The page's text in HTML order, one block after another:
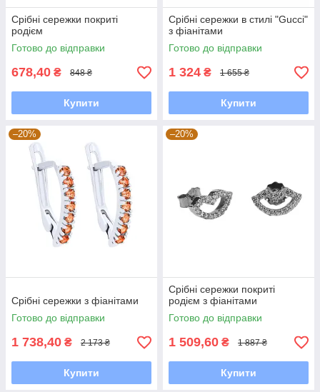
Срібні сережки покриті
родієм
Готово до відправки
678,40 ₴ 848 ₴
Купити
Срібні сережки в стилі "Gucci"
з фіанітами
Готово до відправки
1 324 ₴ 1 655 ₴
Купити
–20%
Срібні сережки з фіанітами
Готово до відправки
1 738,40 ₴ 2 173 ₴
Купити
–20%
Срібні сережки покриті
родієм з фіанітами
Готово до відправки
1 509,60 ₴ 1 887 ₴
Купити